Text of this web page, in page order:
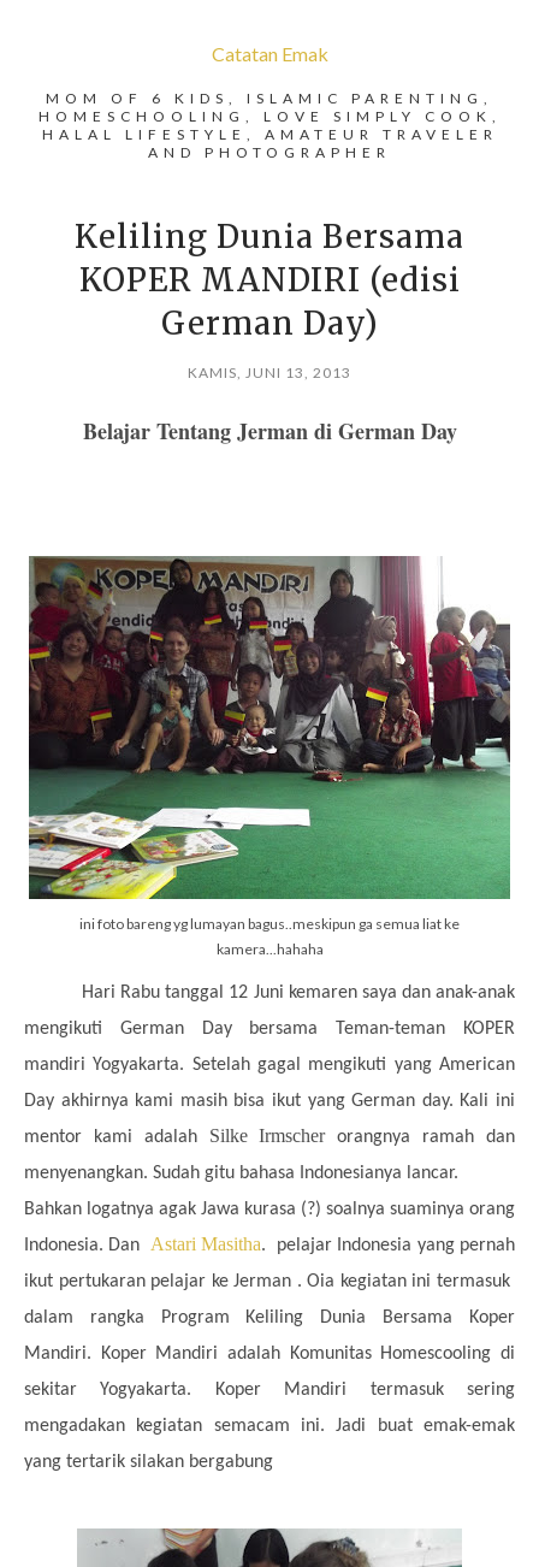
Catatan Emak
MOM OF 6 KIDS, ISLAMIC PARENTING,
HOMESCHOOLING, LOVE SIMPLY COOK,
HALAL LIFESTYLE, AMATEUR TRAVELER
AND PHOTOGRAPHER
Keliling Dunia Bersama
KOPER MANDIRI (edisi
German Day)
KAMIS, JUNI 13, 2013
Belajar Tentang Jerman di German Day
ini foto bareng yg lumayan bagus..meskipun ga semua liat ke
kamera...hahaha
Hari Rabu tanggal 12 Juni kemaren saya dan anak-anak
mengikuti German Day bersama Teman-teman KOPER
mandiri Yogyakarta. Setelah gagal mengikuti yang American
Day akhirnya kami masih bisa ikut yang German day. Kali ini
mentor kami adalah Silke Irmscherorangnya ramah dan
menyenangkan. Sudah gitu bahasa Indonesianya lancar.
Bahkan logatnya agak Jawa kurasa (?) soalnya suaminya orang
Indonesia. Dan
Astari Masitha.
pelajar Indonesia yang pernah
ikut pertukaran pelajar ke Jerman . Oia kegiatan ini termasuk
dalam rangka Program Keliling Dunia Bersama Koper
Mandiri. Koper Mandiri adalah Komunitas Homescooling di
sekitar Yogyakarta. Koper Mandiri termasuk sering
mengadakan kegiatan semacam ini. Jadi buat emak-emak
yang tertarik silakan bergabung